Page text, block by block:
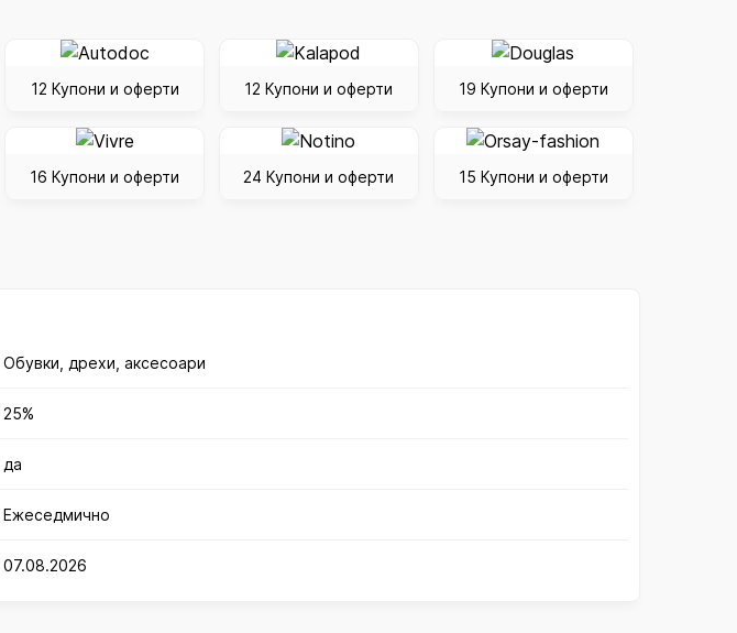
12 Купони и оферти 12 Купони и оферти 19 Купони и оферти
16 Купони и оферти 24 Купони и оферти 15 Купони и оферти
Обувки, дрехи, аксесоари
25%
да
Ежеседмично
07.08.2026